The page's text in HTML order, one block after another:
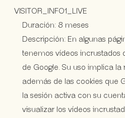
VISITOR_INFO1_LIVE
Duración: 8 meses
Descripción: En algunas
tenemos vídeos incrustados
de Google. Su uso implica
además de las cookies que
la sesión activa con su
visualizar los vídeos